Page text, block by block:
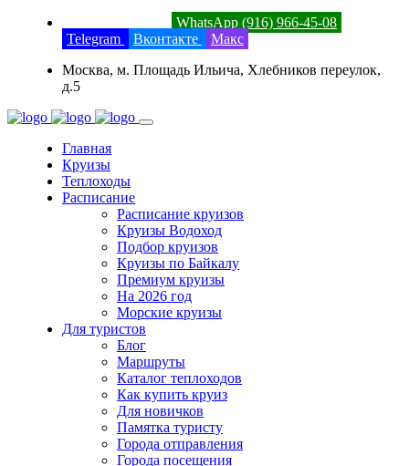
WhatsApp (916) 966-45-08
Telegram
Вконтакте
Макс
Москва, м. Площадь Ильича, Хлебников переулок,
д.5
Главная
Круизы
Теплоходы
Расписание
Расписание круизов
Круизы Водоход
Подбор круизов
Круизы по Байкалу
Премиум круизы
На 2026 год
Морские круизы
Для туристов
Блог
Маршруты
Каталог теплоходов
Как купить круиз
Для новичков
Памятка туристу
Города отправления
Города посещения